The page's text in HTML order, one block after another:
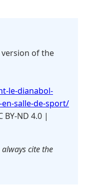
of the
le-dianabol-
salle-de-sport/
BY-ND 4.0 |
cite the